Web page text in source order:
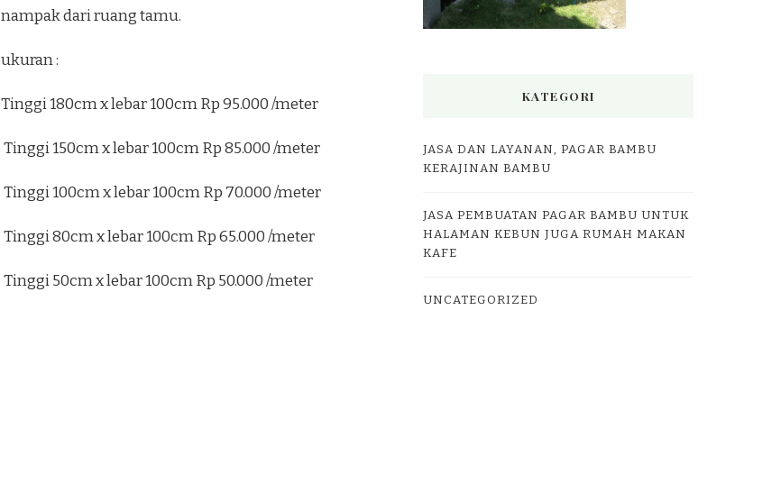
nampak dari ruang tamu.
ukuran :
Tinggi 180cm x lebar 100cm Rp 95.000 /meter
Tinggi 150cm x lebar 100cm Rp 85.000 /meter
Tinggi 100cm x lebar 100cm Rp 70.000 /meter
Tinggi 80cm x lebar 100cm Rp 65.000 /meter
Tinggi 50cm x lebar 100cm Rp 50.000 /meter
KATEGORI
JASA DAN LAYANAN, PAGAR BAMBU
KERAJINAN BAMBU
JASA PEMBUATAN PAGAR BAMBU UNTUK
HALAMAN KEBUN JUGA RUMAH MAKAN
KAFE
UNCATEGORIZED